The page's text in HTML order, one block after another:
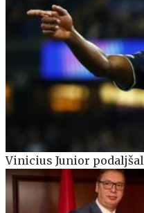
Vinicius Junior podaljšal